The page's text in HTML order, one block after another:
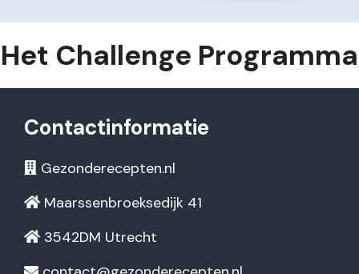
Het Challenge Programma
Contactinformatie
Gezonderecepten.nl
Maarssenbroeksedijk 41
3542DM Utrecht